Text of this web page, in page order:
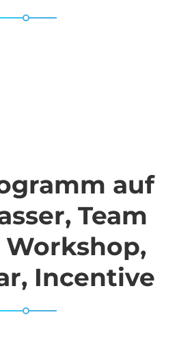
auf
Team
Workshop,
Incentive